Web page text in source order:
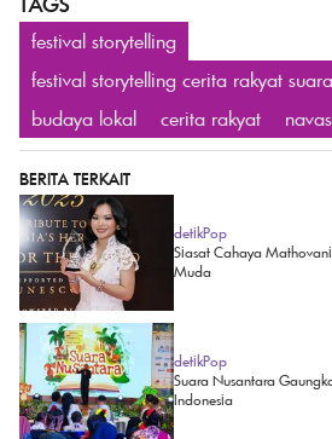
festival storytelling
festival storytelling cerita rakyat
budaya lokal
cerita rakyat
BERITA TERKAIT
detikPop
Siasat Cahaya
Muda
detikPop
Suara Nusantara
Indonesia